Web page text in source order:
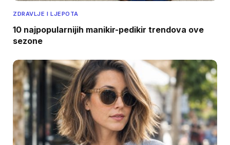
ZDRAVLJE I LJEPOTA
10 najpopularnijih manikir-pedikir trendova ove
sezone